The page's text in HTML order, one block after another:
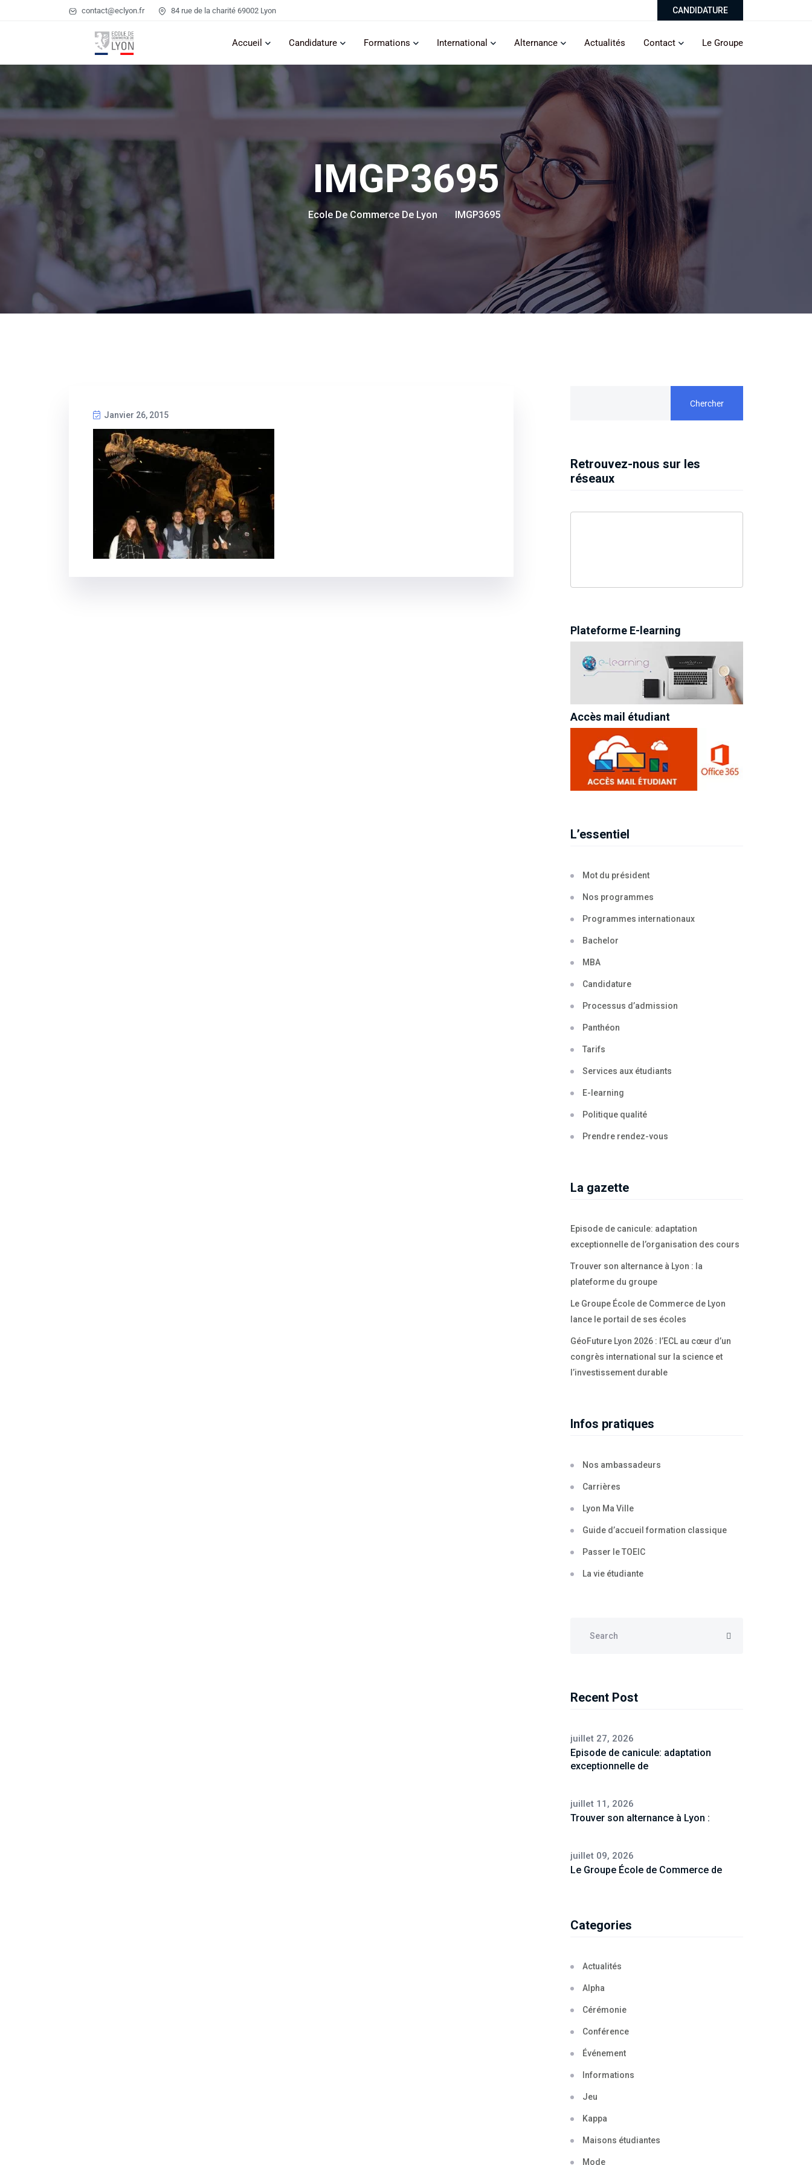
contact@eclyon.fr 84 rue de la charité 69002 Lyon CANDIDATURE
Accueil Candidature Formations International Alternance Actualités Contact Le Groupe
IMGP3695
Ecole De Commerce De Lyon IMGP3695
Janvier 26, 2015
Chercher
Retrouvez-nous sur les
réseaux
Plateforme E-learning
Accès mail étudiant
L’essentiel
Mot du président
Nos programmes
Programmes internationaux
Bachelor
MBA
Candidature
Processus d’admission
Panthéon
Tarifs
Services aux étudiants
E-learning
Politique qualité
Prendre rendez-vous
La gazette
Episode de canicule: adaptation
exceptionnelle de l’organisation des cours
Trouver son alternance à Lyon : la
plateforme du groupe
Le Groupe École de Commerce de Lyon
lance le portail de ses écoles
GéoFuture Lyon 2026 : l’ECL au cœur d’un
congrès international sur la science et
l’investissement durable
Infos pratiques
Nos ambassadeurs
Carrières
Lyon Ma Ville
Guide d’accueil formation classique
Passer le TOEIC
La vie étudiante
Recent Post
juillet 27, 2026
Episode de canicule: adaptation
exceptionnelle de
juillet 11, 2026
Trouver son alternance à Lyon :
juillet 09, 2026
Le Groupe École de Commerce de
Categories
Actualités
Alpha
Cérémonie
Conférence
Événement
Informations
Jeu
Kappa
Maisons étudiantes
Mode